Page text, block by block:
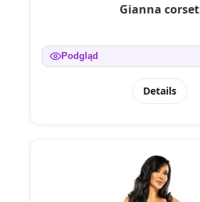
Gianna corset
Podgląd
Details